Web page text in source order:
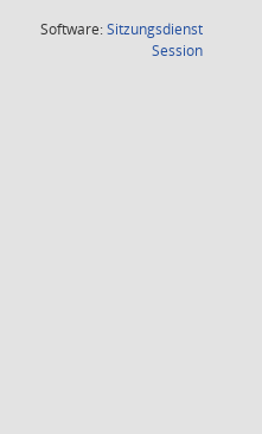
Software:Sitzungsdienst
Session(Wird in